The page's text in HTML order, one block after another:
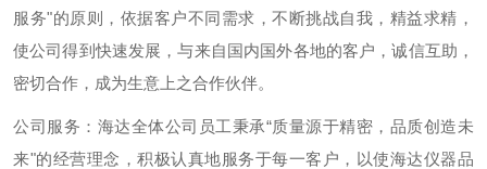
服务"的原则，依据客户不同需求，不断挑战自我，精益求精，
使公司得到快速发展，与来自国内国外各地的客户，诚信互助，
密切合作，成为生意上之合作伙伴。
公司服务：海达全体公司员工秉承“质量源于精密，品质创造未
来"的经营理念，积极认真地服务于每一客户，以使海达仪器品